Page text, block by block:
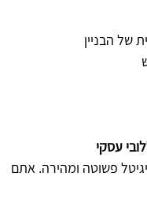
של הבניין
עסקי
פשוטה ומהירה. אתם